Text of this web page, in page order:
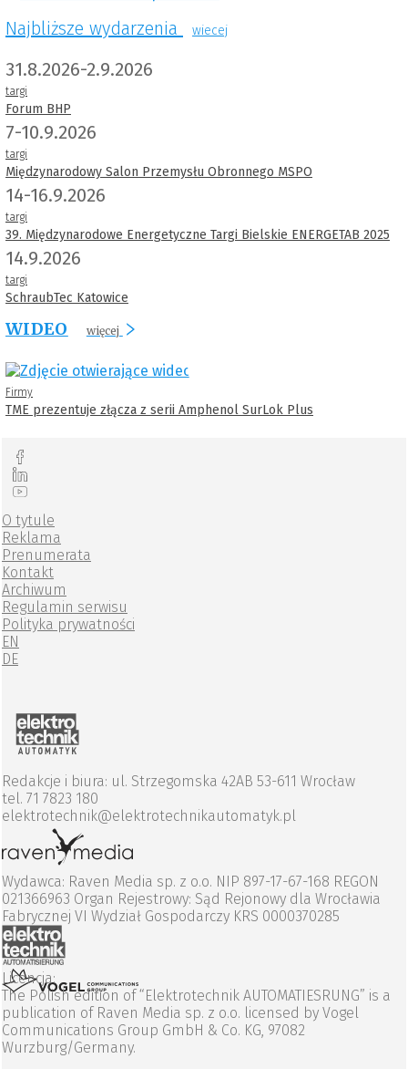
Najbliższe wydarzenia wiecej
31.8.2026-2.9.2026
targi
Forum BHP
7-10.9.2026
targi
Międzynarodowy Salon Przemysłu Obronnego MSPO
14-16.9.2026
targi
39. Międzynarodowe Energetyczne Targi Bielskie ENERGETAB 2025
14.9.2026
targi
SchraubTec Katowice
WIDEO więcej
Firmy
TME prezentuje złącza z serii Amphenol SurLok Plus
O tytule
Reklama
Prenumerata
Kontakt
Archiwum
Regulamin serwisu
Polityka prywatności
EN
DE
Redakcje i biura: ul. Strzegomska 42AB 53-611 Wrocław
tel. 71 7823 180
elektrotechnik@elektrotechnikautomatyk.pl
Wydawca: Raven Media sp. z o.o. NIP 897-17-67-168 REGON
021366963 Organ Rejestrowy: Sąd Rejonowy dla Wrocławia
Fabrycznej VI Wydział Gospodarczy KRS 0000370285
Licencja:
The Polish edition of “Elektrotechnik AUTOMATIESRUNG” is a
publication of Raven Media sp. z o.o. licensed by Vogel
Communications Group GmbH & Co. KG, 97082
Wurzburg/Germany.